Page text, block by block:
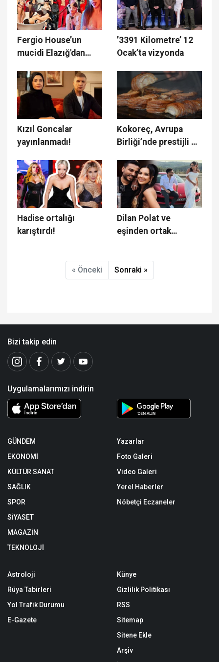
Fergio House’un
mucidi Elazığ'dan
’3391 Kilometre’ 12
Ocak’ta vizyonda
Kızıl Goncalar
yayınlanmadı!
Kokoreç, Avrupa
Birliği’nde prestijli bir
Hadise ortalığı
karıştırdı!
Dilan Polat ve
eşinden ortak
« Önceki Sonraki »
Bizi takip edin
Uygulamalarımızı indirin
GÜNDEM
EKONOMİ
KÜLTÜR SANAT
SAĞLIK
SPOR
SİYASET
MAGAZİN
TEKNOLOJİ
Yazarlar
Foto Galeri
Video Galeri
Yerel Haberler
Nöbetçi Eczaneler
Astroloji
Rüya Tabirleri
Yol Trafik Durumu
E-Gazete
Künye
Gizlilik Politikası
RSS
Sitemap
Sitene Ekle
Arşiv